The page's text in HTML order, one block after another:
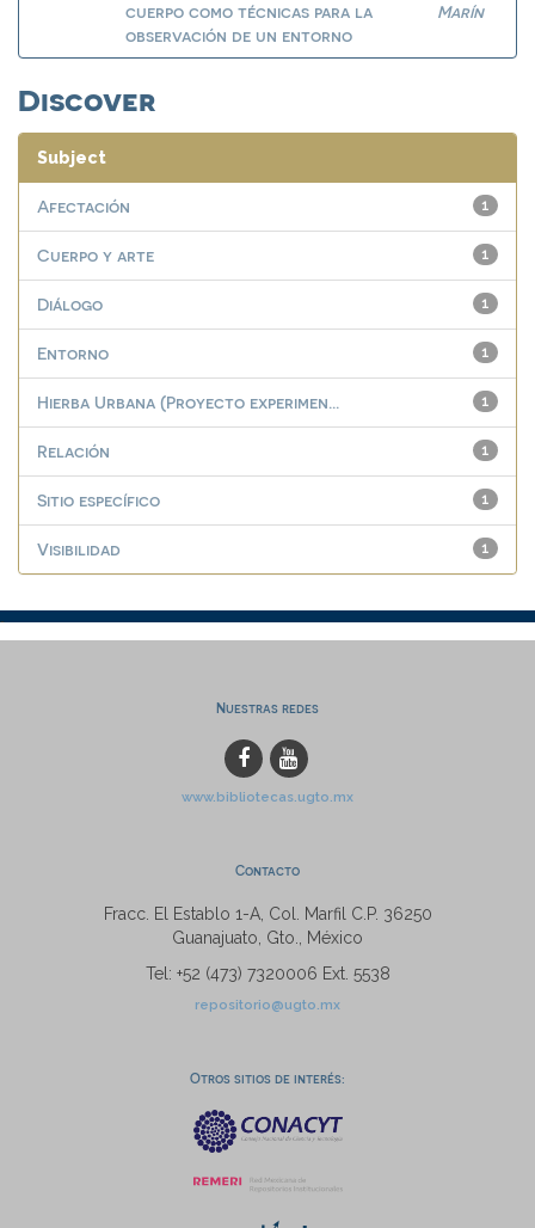
cuerpo como técnicas para la
observación de un entorno
Marín
Discover
Subject
1
Afectación
1
Cuerpo y arte
1
Diálogo
1
Entorno
1
Hierba Urbana (Proyecto experimen...
1
Relación
1
Sitio específico
1
Visibilidad
Nuestras redes
www.bibliotecas.ugto.mx
Contacto
Fracc. El Establo 1-A, Col. Marfil C.P. 36250
Guanajuato, Gto., México
Tel: +52 (473) 7320006 Ext. 5538
repositorio@ugto.mx
Otros sitios de interés: